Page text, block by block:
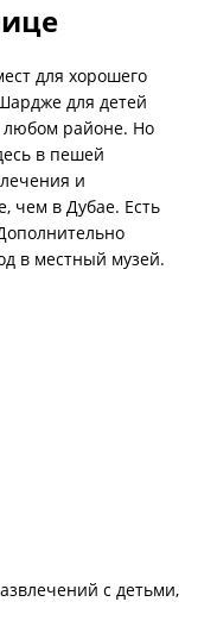
для хорошего
для детей
любом районе. Но
в пешей
и
чем в Дубае. Есть
в местный музей.
с детьми,